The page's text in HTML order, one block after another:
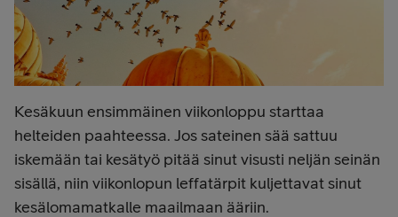
Kesäkuun ensimmäinen viikonloppu starttaa
helteiden paahteessa. Jos sateinen sää sattuu
iskemään tai kesätyö pitää sinut visusti neljän seinän
sisällä, niin viikonlopun leffatärpit kuljettavat sinut
kesälomamatkalle maailmaan ääriin.